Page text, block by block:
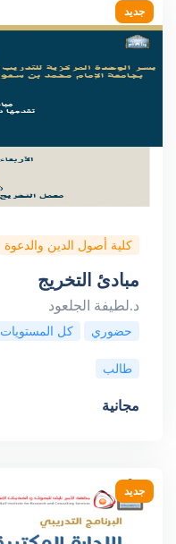
جديد
كلية أصول الدين والدعوة
مبادئ التخريج
د.لطيفة الجلعود
حضوري كل المستويات
طالب
مجانية
جديد